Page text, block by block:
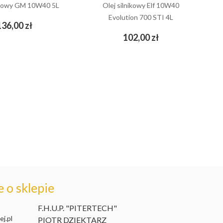
GM 10W40 5L
złCena
add_shopping_cart
Olej silnikowy Elf 10W40
Evolution 700 STI 4L
102,00 złCena
add_shopping_cart
o sklepie
F.H.U.P. "PITERTECH"
PIOTR DZIEKTARZ